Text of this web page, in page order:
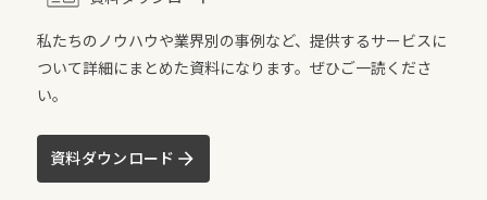
私たちのノウハウや業界別の事例など、提供するサービスに
ついて詳細にまとめた資料になります。ぜひご一読くださ
い。
資料ダウンロード